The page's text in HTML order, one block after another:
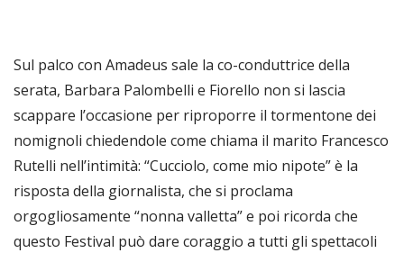
Sul palco con Amadeus sale la co-conduttrice della
serata, Barbara Palombelli e Fiorello non si lascia
scappare l’occasione per riproporre il tormentone dei
nomignoli chiedendole come chiama il marito Francesco
Rutelli nell’intimità: “Cucciolo, come mio nipote” è la
risposta della giornalista, che si proclama
orgogliosamente “nonna valletta” e poi ricorda che
questo Festival può dare coraggio a tutti gli spettacoli